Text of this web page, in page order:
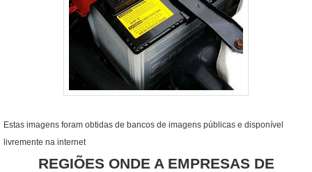
Estas imagens foram obtidas de bancos de imagens públicas e disponível
livremente na internet
REGIÕES ONDE A EMPRESAS DE